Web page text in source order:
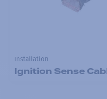
Installation
Ignition Sense